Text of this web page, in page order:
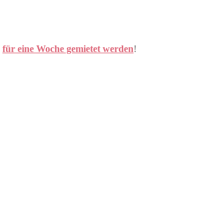
für eine Woche gemietet werden!